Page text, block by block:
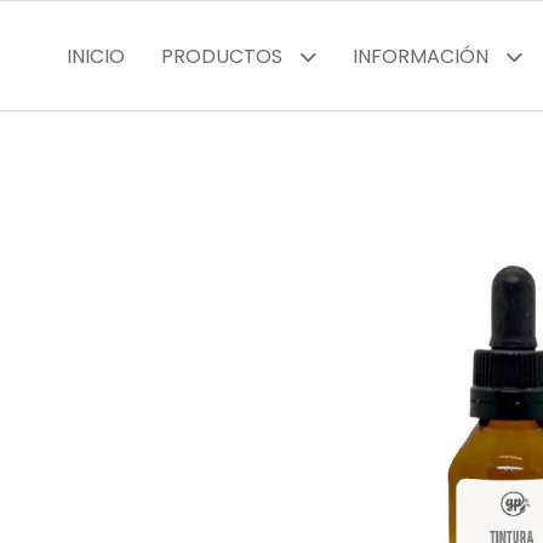
INICIO PRODUCTOS INFORMACIÓN